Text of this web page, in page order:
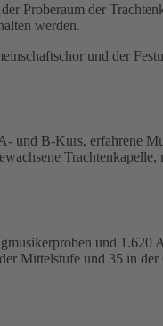
Proberaum der
werden.
und der
und B-Kurs, erfahrene
und 1.620
Mittelstufe und 35 in